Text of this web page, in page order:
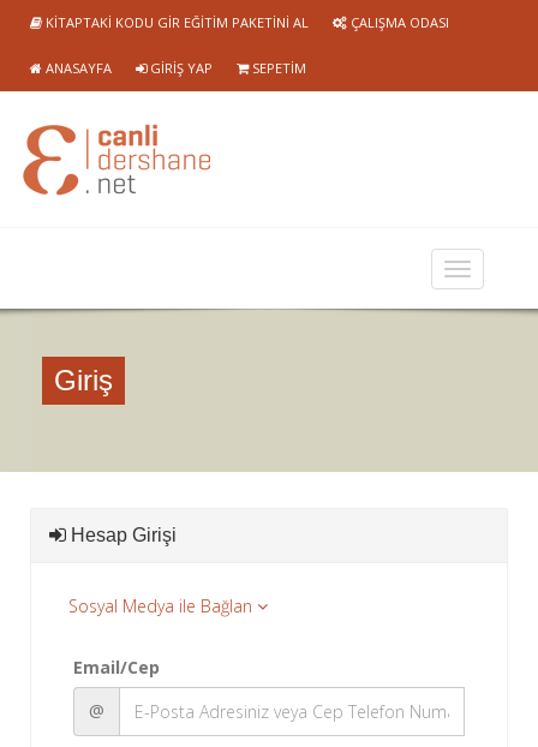
KITAPTAKI KODU GIR EĞITIM PAKETINI AL ÇALIŞMA ODASI
ANASAYFA GIRIŞ YAP SEPETIM
Giriş
Hesap Girişi
Sosyal Medya ile Bağlan
Email/Cep
@